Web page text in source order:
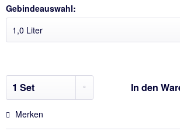
Gebindeauswahl:
In den
Merken